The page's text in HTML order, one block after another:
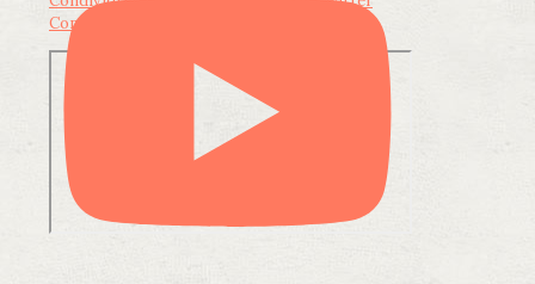
Condividi su LinkedIn